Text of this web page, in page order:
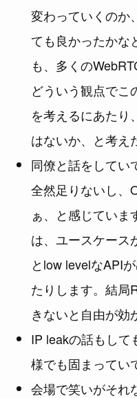
変わっていくのか
ても良かったかな
も、多くの
どういう観点でこ
を考えるにあたり
はないか、と考え
同僚と話をしてい
全然足りないし、
ぁ、と感じていま
は、ユースケース
とlow levelなAPI
たりします。結局
きないと自由が効
IP leakの話もして
様でも固まってい
会場で笑いがそれ